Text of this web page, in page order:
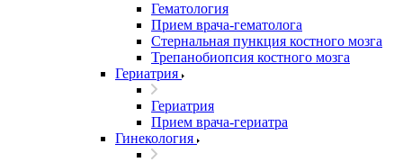
Гематология
Прием врача-гематолога
Стернальная пункция костного мозга
Трепанобиопсия костного мозга
Гериатрия
Гериатрия
Прием врача-гериатра
Гинекология